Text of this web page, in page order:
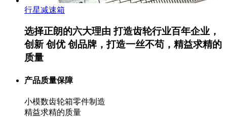
行星减速箱
选择正朗的六大理由打造齿轮行业百年企业，
创新 创优 创品牌，打造一丝不苟，精益求精的
质量
产品质量保障
小模数齿轮箱零件制造
精益求精的质量